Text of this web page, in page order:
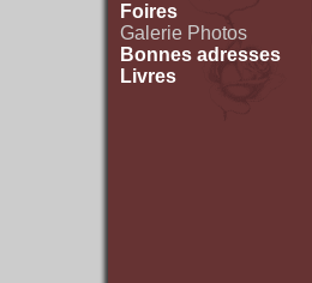
Foires
Galerie Photos
Bonnes adresses
Livres